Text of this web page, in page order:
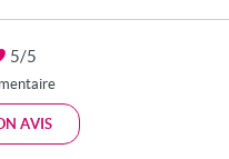
5/5
AVIS